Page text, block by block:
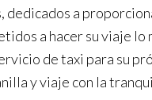
dedicados a
a hacer su viaje
de taxi para su
y viaje con la